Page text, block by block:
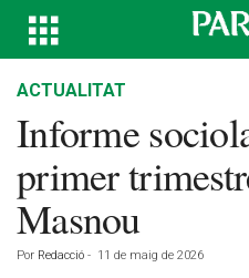
ACTUALITAT
Informe
primer
Masnou
Por Redacció - 11 de maig de 2026